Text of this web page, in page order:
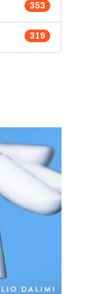
353
319